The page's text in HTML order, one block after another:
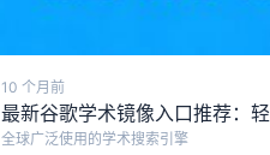
10 个月前
最新谷歌学术镜像入口推荐：
全球广泛使用的学术搜索引擎